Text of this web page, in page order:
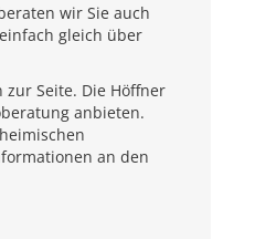
wir Sie auch
gleich über
Seite. Die Höffner
anbieten.
an den